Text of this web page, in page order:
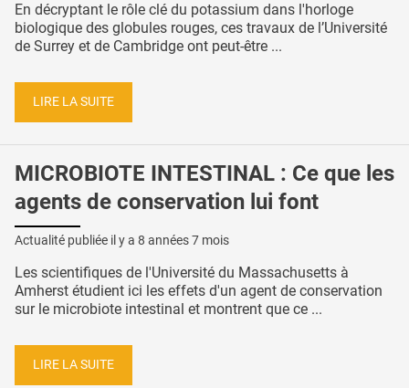
En décryptant le rôle clé du potassium dans l'horloge
biologique des globules rouges, ces travaux de l’Université
de Surrey et de Cambridge ont peut-être ...
LIRE LA SUITE
MICROBIOTE INTESTINAL : Ce que les
agents de conservation lui font
Actualité publiée il y a 8 années 7 mois
Les scientifiques de l'Université du Massachusetts à
Amherst étudient ici les effets d'un agent de conservation
sur le microbiote intestinal et montrent que ce ...
LIRE LA SUITE